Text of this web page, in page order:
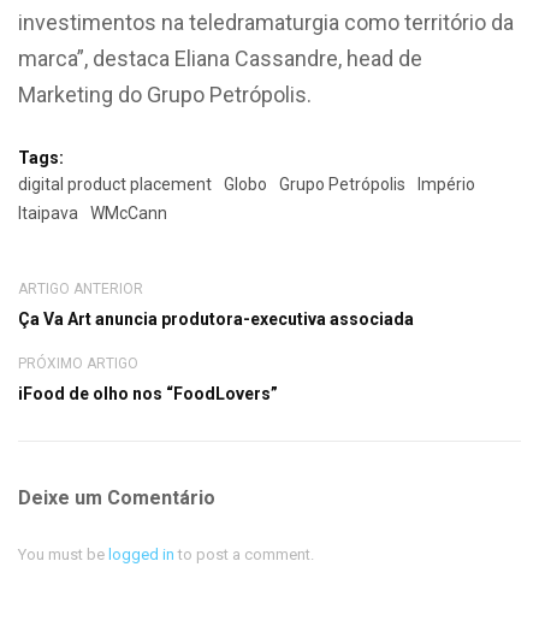
investimentos na teledramaturgia como território da
marca”, destaca Eliana Cassandre, head de
Marketing do Grupo Petrópolis.
Tags:
digital product placement
Globo Grupo Petrópolis
Império
Itaipava
WMcCann
ARTIGO ANTERIOR
Ça Va Art anuncia produtora-executiva associada
PRÓXIMO ARTIGO
iFood de olho nos “FoodLovers”
Deixe um Comentário
You must be logged in to post a comment.